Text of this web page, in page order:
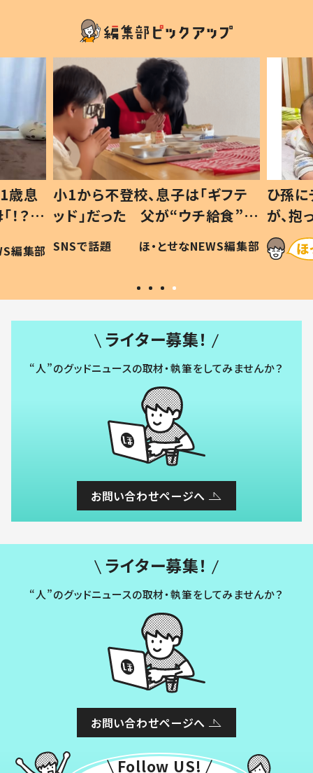
フテ
食”を
編集部
ひ孫にデレデレな80歳じいじ
が、抱っこすると…ひ孫の反応に
「涙が出ました」「可愛くて仕方な
い」
ほ・とせなNEWS編集部
ライター募集！
“人”のグッドニュースの取材・執筆をしてみませんか？
お問い合わせページへ
ライター募集！
“人”のグッドニュースの取材・執筆をしてみませんか？
お問い合わせページへ
Follow US!